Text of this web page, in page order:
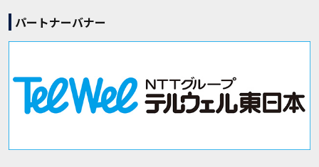
パートナーバナー